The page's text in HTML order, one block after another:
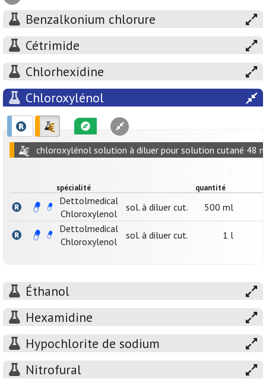
Benzalkonium chlorure
Cétrimide
Chlorhexidine
Chloroxylénol
chloroxylénol solution à diluer pour solution cutané 48
spécialité quantité
Dettolmedical
Chloroxylenol
sol. à diluer cut.
500 ml
Dettolmedical
Chloroxylenol
sol. à diluer cut. 1 l
Éthanol
Hexamidine
Hypochlorite de sodium
Nitrofural